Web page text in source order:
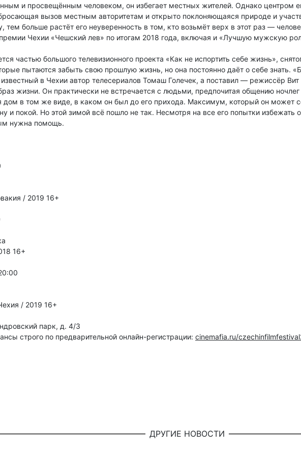
и просвещённым человеком, он избегает местных жителей. Однако центром
вызов местным авторитетам и открыто поклоняющаяся природе и
тем больше растёт его неуверенность в том, кто возьмёт верх в этот раз —
Чехии «Чешский лев» по итогам 2018 года, включая и «Лучшую мужскую
частью большого телевизионного проекта «Как не испортить себе жизнь»,
пытаются забыть свою прошлую жизнь, но она постоянно даёт о себе знать.
в Чехии автор телесериалов Томаш Голечек, а поставил — режиссёр
жизни. Он практически не встречается с людьми, предпочитая общению
дом в том же виде, в каком он был до его прихода. Максимум, который он может
и покой. Но этой зимой всё пошло не так. Несмотря на все его попытки избежать
нужна помощь.
/ 2019 16+
16+
/ 2019 16+
парк, д. 4/3
строго по предварительной онлайн-регистрации: cinemafia.ru/
ДРУГИЕ НОВОСТИ